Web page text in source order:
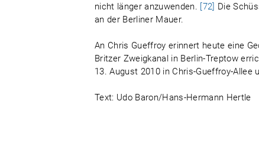
nicht länger anzuwenden. [72] Die
an der Berliner Mauer.
An Chris Gueffroy erinnert heute eine
Britzer Zweigkanal in Berlin-Treptow
13. August 2010 in Chris-Gueffroy-Allee
Text: Udo Baron/Hans-Hermann Hertle